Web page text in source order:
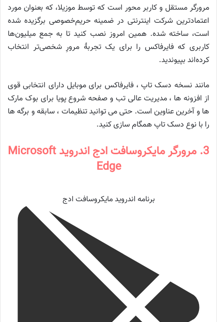
مرورگر مستقل و کاربر محور است که توسط موزیلا، که بعنوان مورد
اعتمادترین شرکت اینترنتی در ضمینه حریم‌خصوصی برگزیده شده
است، ساخته شده. همین امروز نصب کنید تا به جمع میلیون‌ها
کاربری که فایرفاکس را برای یک تجربهٔ مرورِ شخصی‌تر انتخاب
کرده‌اند بپیوندید.
مانند نسخه دسک تاپ ، فایرفاکس برای موبایل دارای انتخابی قوی
از افزونه ها ، مدیریت عالی تب و صفحه شروع پویا برای بوک مارک
ها و آخرین عناوین است. حتی می توانید تنظیمات ، سابقه و برگه ها
را با نوع دسک تاپ همگام سازی کنید.
3. مرورگر مایکروسافت ادج اندروید Microsoft
Edge
برنامه اندروید مایکروسافت ادج